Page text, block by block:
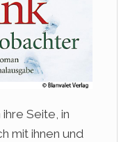
Seite, in
mit ihnen und